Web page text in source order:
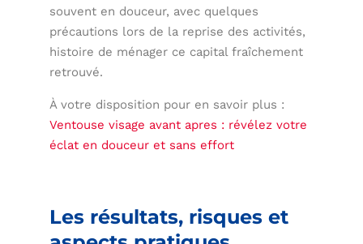
souvent en douceur, avec quelques
précautions lors de la reprise des activités,
histoire de ménager ce capital fraîchement
retrouvé.
À votre disposition pour en savoir plus :
Ventouse visage avant apres : révélez votre
éclat en douceur et sans effort
Les résultats, risques et